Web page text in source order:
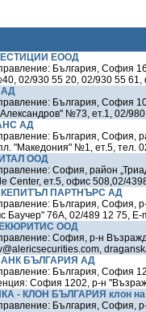
ЕООД
България, София
02/930 55 20, 02/930 55
АД
България, София
№73, ет.1, 02/
АД
България, София,
"Македония" №1, ет.5, тел.
ООД
София, район
Center, ет.5, офис 508,02/
ПАРТНЪРС АД
България, София,
Баучер" 76А, 02/489 12 75,
ООД
София, р-н
БЪЛГАРИЯ АД
България, София
София 1202, р-н
- КЛОН БЪЛГАРИЯ клон на
България, София,